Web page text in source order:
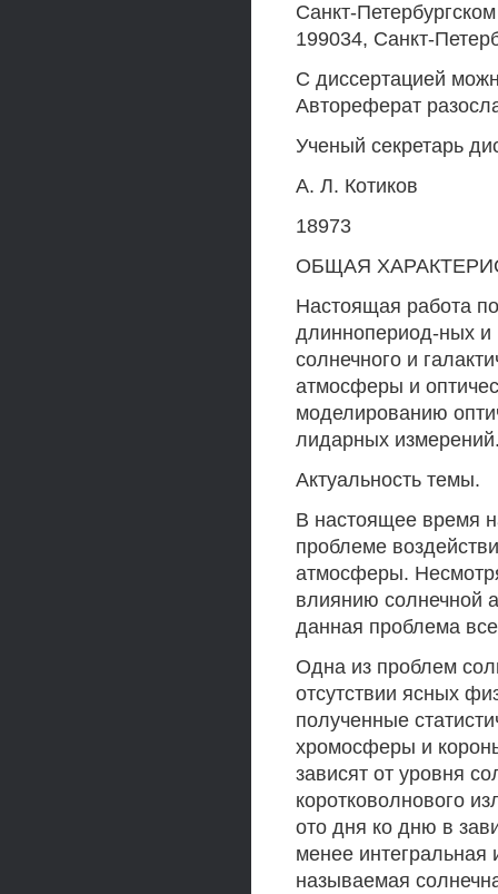
Санкт-
199034, Санкт-
С диссертацией
Автореферат
Ученый секретарь
А. Л. Котиков
18973
ОБЩАЯ
Настоящая работа
длиннопериод-ных и
солнечного и
атмосферы и
моделированию
лидарных
Актуальность темы.
В настоящее время
проблеме
атмосферы.
влиянию солнечной
данная проблема
Одна из проблем
отсутствии ясных
полученные
хромосферы и
зависят от уровня
коротковолнового
ото дня ко дню в
менее интегральная
называемая